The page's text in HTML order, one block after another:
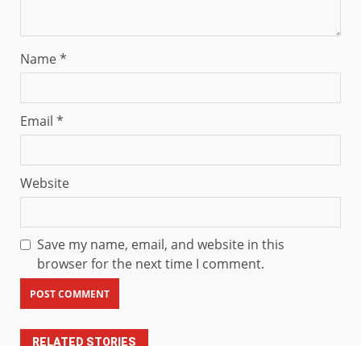
Name*
Email *
Website
Save my name, email, and website in this
browser for the next time I comment.
RELATED STORIES